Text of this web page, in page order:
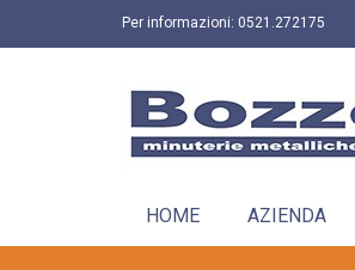
Per informazioni: 0521.272175
HOME AZIENDA